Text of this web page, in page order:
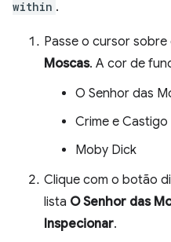
within .
Passe o cursor sobre
Moscas. A cor de
O Senhor das
Crime e Castigo
Moby Dick
Clique com o botão
lista O Senhor das
Inspecionar.